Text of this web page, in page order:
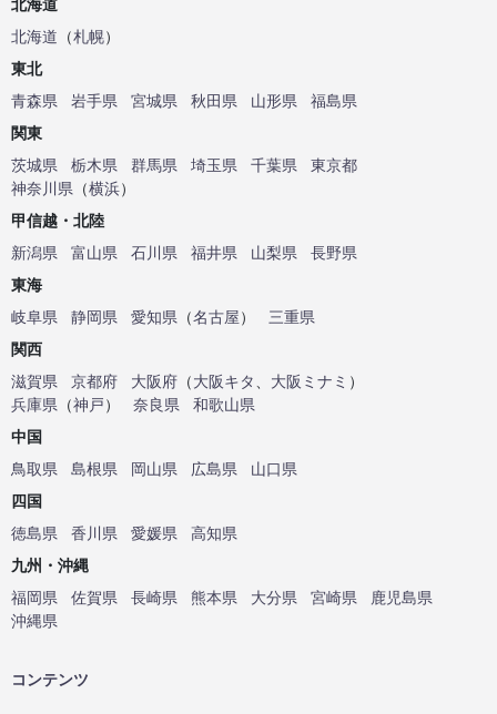
北海道 （札幌）
東北
青森県
岩手県 宮城県 秋田県 山形県
福島県
関東
茨城県
栃木県 群馬県 埼玉県 千葉県
東京都
神奈川県 （横浜）
甲信越・北陸
新潟県
富山県 石川県 福井県 山梨県
長野県
東海
岐阜県
静岡県 愛知県 （名古屋）
三重県
関西
滋賀県
京都府 大阪府 （大阪キタ 大阪ミナミ ）
兵庫県 （神戸） 奈良県
和歌山県
中国
鳥取県
島根県 岡山県 広島県
山口県
四国
徳島県
香川県 愛媛県
高知県
九州・沖縄
福岡県
佐賀県 長崎県 熊本県 大分県 宮崎県
鹿児島県
沖縄県
コンテンツ